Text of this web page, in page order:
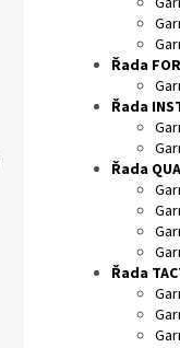
Řada
Řada
Řada
Řada